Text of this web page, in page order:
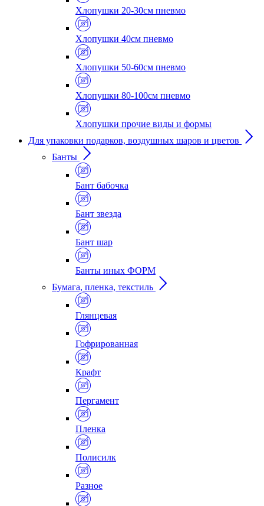
Хлопушки 20-30см пневмо
Хлопушки 40см пневмо
Хлопушки 50-60см пневмо
Хлопушки 80-100см пневмо
Хлопушки прочие виды и формы
Для упаковки подарков, воздушных шаров и цветов
Банты
Бант бабочка
Бант звезда
Бант шар
Банты иных ФОРМ
Бумага, пленка, текстиль
Глянцевая
Гофрированная
Крафт
Пергамент
Пленка
Полисилк
Разное